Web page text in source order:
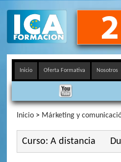
Inicio Oferta Formativa Nosotros
Inicio> Márketing y
Curso: A distancia